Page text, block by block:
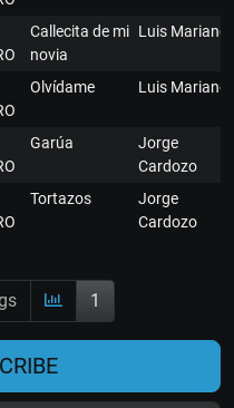
Callecita de mi
novia
Luis Mariano
Olvídame Luis Mariano
Garúa
Jorge
Cardozo
Tortazos
Jorge
Cardozo
1